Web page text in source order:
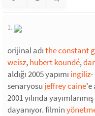
1.
orijinal adıthe constant
weisz,hubert koundé,
aldığı 2005 yapımı ingiliz-
senaryosu jeffrey caine'e
2001 yılında yayımlanmış
dayanıyor. filmin